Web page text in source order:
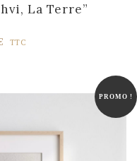
La Terre”
Le
est :
TTC
PROMO !